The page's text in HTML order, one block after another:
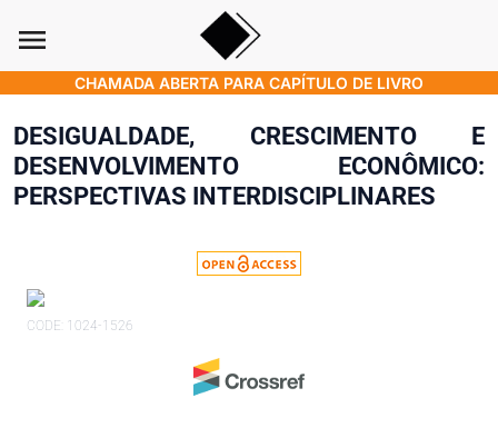
menu
CHAMADA ABERTA PARA CAPÍTULO DE LIVRO
DESIGUALDADE, CRESCIMENTO E
DESENVOLVIMENTO ECONÔMICO:
PERSPECTIVAS INTERDISCIPLINARES
CODE: 1024-1526